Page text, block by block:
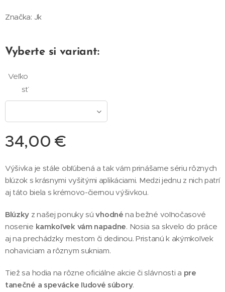
Značka: Jk
Vyberte si variant:
Veľko
sť
34,00 €
Výšivka je stále obľúbená a tak vám prinášame sériu rôznych
blúzok s krásnymi vyšitými aplikáciami. Medzi jednu z nich patrí
aj táto biela s krémovo-čiernou výšivkou.
Blúzky z našej ponuky súvhodné na bežné voľnočasové
nosenie kamkoľvek vám napadne. Nosia sa skvelo do práce
aj na prechádzky mestom či dedinou. Pristanú k akýmkoľvek
nohaviciam a rôznym sukniam.
Tiež sa hodia na rôzne oficiálne akcie či slávnosti a pre
tanečné a spevácke ľudové súbory.